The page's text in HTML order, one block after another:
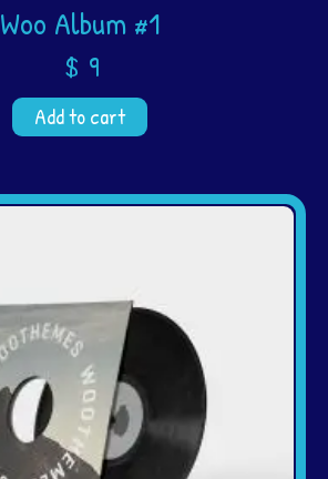
Woo Album #1
$ 9
Add to cart